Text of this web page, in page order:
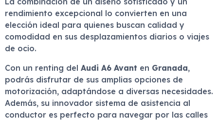
rendimiento excepcional lo convierten en una
elección ideal para quienes buscan calidad y
comodidad en sus desplazamientos diarios o viajes
de ocio.
Con un renting del Audi A6 Avant en Granada,
podrás disfrutar de sus amplias opciones de
motorización, adaptándose a diversas necesidades.
Además, su innovador sistema de asistencia al
conductor es perfecto para navegar por las calles